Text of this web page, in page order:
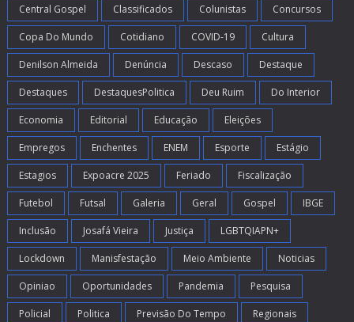
Central Gospel Classificados Colunistas Concursos
Copa Do Mundo Cotidiano COVID-19 Cultura
Denilson Almeida Denúncia Descaso Destaque
Destaques DestaquesPolitica Deu Ruim Do Interior
Economia Editorial Educação Eleições
Empregos Enchentes ENEM Esporte Estágio
Estagios Expoacre 2025 Feriado Fiscalização
Futebol Futsal Galeria Geral Gospel IBGE
Inclusão Josafá Vieira Justiça LGBTQIAPN+
Lockdown Manisfestação Meio Ambiente Noticias
Opiniao Oportunidades Pandemia Pesquisa
Policial Politica Previsão Do Tempo Regionais